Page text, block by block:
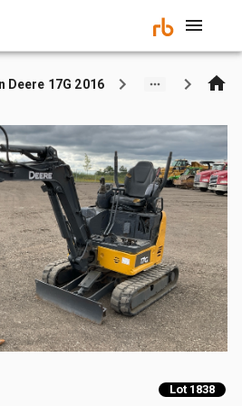
2016 John Deere 17G حفارة صغيرة
Lot 1838